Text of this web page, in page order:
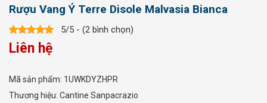
Rượu Vang Ý Terre Disole Malvasia Bianca
5/5 - (2 bình chọn)
Liên hệ
Mã sản phẩm: 1UWKDYZHPR
Thương hiệu: Cantine Sanpacrazio